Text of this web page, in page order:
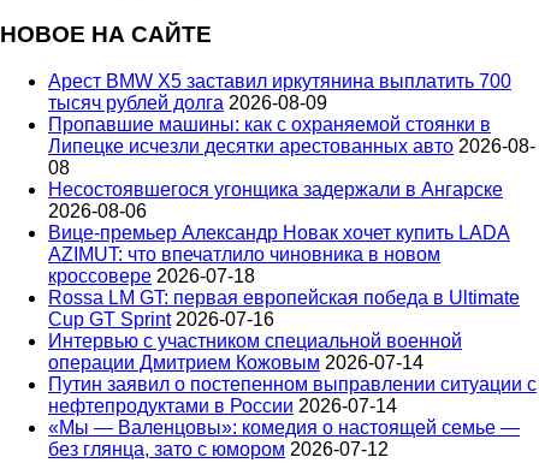
НОВОЕ НА САЙТЕ
Арест BMW X5 заставил иркутянина выплатить 700
тысяч рублей долга 2026-08-09
Пропавшие машины: как с охраняемой стоянки в
Липецке исчезли десятки арестованных авто 2026-08-
08
Несостоявшегося угонщика задержали в Ангарске
2026-08-06
Вице‑премьер Александр Новак хочет купить LADA
AZIMUT: что впечатлило чиновника в новом
кроссовере 2026-07-18
Rossa LM GT: первая европейская победа в Ultimate
Cup GT Sprint 2026-07-16
Интервью с участником специальной военной
операции Дмитрием Кожовым 2026-07-14
Путин заявил о постепенном выправлении ситуации с
нефтепродуктами в России 2026-07-14
«Мы — Валенцовы»: комедия о настоящей семье —
без глянца, зато с юмором 2026-07-12